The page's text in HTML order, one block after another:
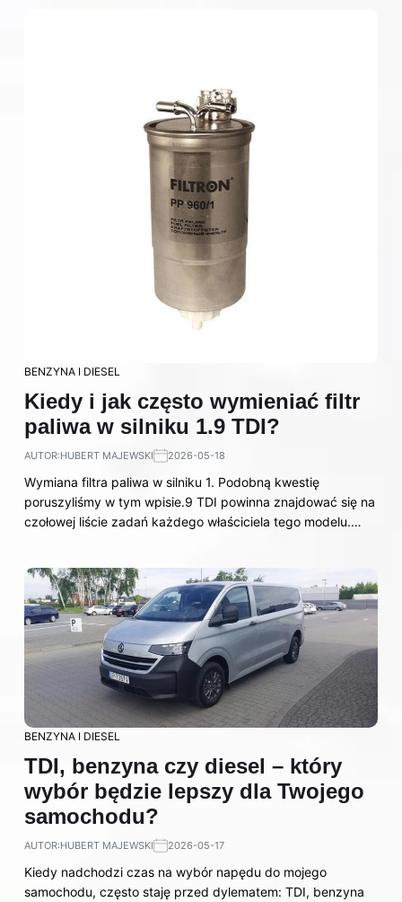
BENZYNA I DIESEL
Kiedy i jak często wymieniać filtr
paliwa w silniku 1.9 TDI?
AUTOR:HUBERT MAJEWSKI 2026-05-18
Wymiana filtra paliwa w silniku 1. Podobną kwestię
poruszyliśmy w tym wpisie.9 TDI powinna znajdować się na
czołowej liście zadań każdego właściciela tego modelu.…
BENZYNA I DIESEL
TDI, benzyna czy diesel – który
wybór będzie lepszy dla Twojego
samochodu?
AUTOR:HUBERT MAJEWSKI 2026-05-17
Kiedy nadchodzi czas na wybór napędu do mojego
samochodu, często staję przed dylematem: TDI, benzyna